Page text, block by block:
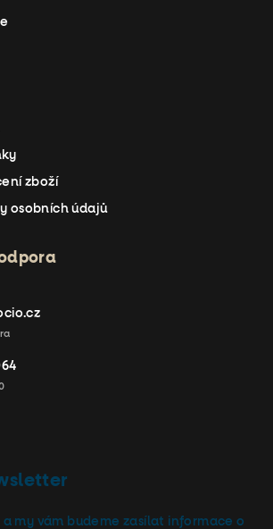
zboží
osobních údajů
my vám budeme zasílat informace o